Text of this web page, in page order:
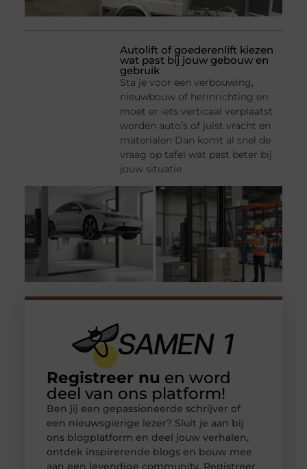
Autolift of goederenlift kiezen
wat past bij jouw gebouw en
gebruik
Sta je voor een verbouwing,
nieuwbouw of herinrichting en
moet er iets verticaal verplaatst
worden auto’s of juist vracht en
materialen Dan komt al snel de
vraag op tafel wat past beter bij
jouw situatie
Registreer nu en word
deel van ons platform!
Ben jij een gepassioneerde schrijver of
een nieuwsgierige lezer? Sluit je aan bij
ons blogplatform en deel jouw verhalen,
ontdek inspirerende blogs en bouw mee
aan een levendige community. Registreer